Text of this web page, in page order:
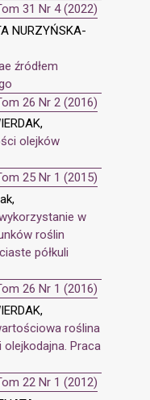
31 Nr 4 (2022)
NURZYŃSKA-
źródłem
26 Nr 2 (2016)
olejków
25 Nr 1 (2015)
w
roślin
półkuli
26 Nr 1 (2016)
roślina
Praca
22 Nr 1 (2012)